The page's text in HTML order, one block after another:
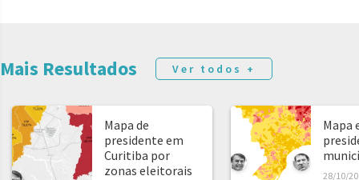
Mais Resultados Ver todos +
Mapa de
presidente em
Curitiba por
zonas eleitorais
Mapa
28/10/